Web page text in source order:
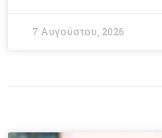
7 Αυγούστου, 2026